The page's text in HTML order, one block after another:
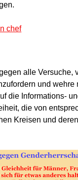
chef
alle Versuche,
und wehre
die Informations-
die von
Kreisen und